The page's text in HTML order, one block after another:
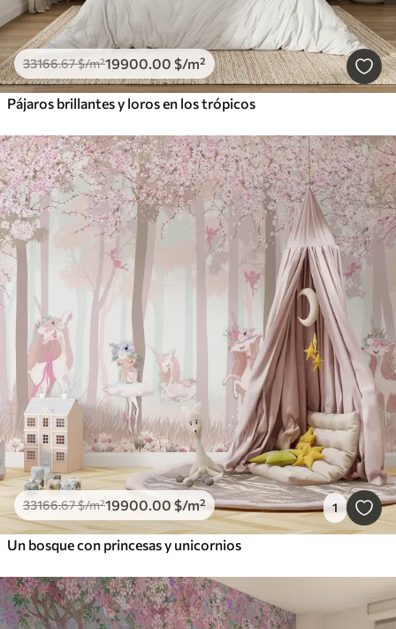
33166.67$/m²19900.00 $/m²
Pájaros brillantes y loros en los trópicos
33166.67$/m²19900.00 $/m² 1
Un bosque con princesas y unicornios